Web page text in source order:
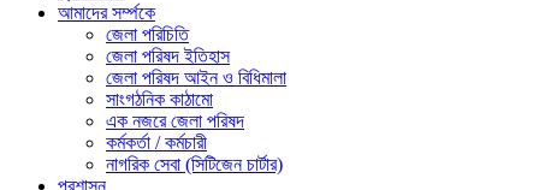
আমাদের সর্ম্পকে
জেলা পরিচিতি
জেলা পরিষদ ইতিহাস
জেলা পরিষদ আইন ও বিধিমালা
সাংগঠনিক কাঠামো
এক নজরে জেলা পরিষদ
কর্মকর্তা / কর্মচারী
নাগরিক সেবা (সিটিজেন চার্টার)
প্রশাসন